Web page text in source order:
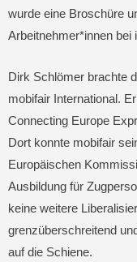
wurde eine Broschüre
Arbeitnehmer*innen bei
Dirk Schlömer brachte
mobifair International.
Connecting Europe
Dort konnte mobifair
Europäischen
Ausbildung für
keine weitere
grenzüberschreitend
auf die Schiene.